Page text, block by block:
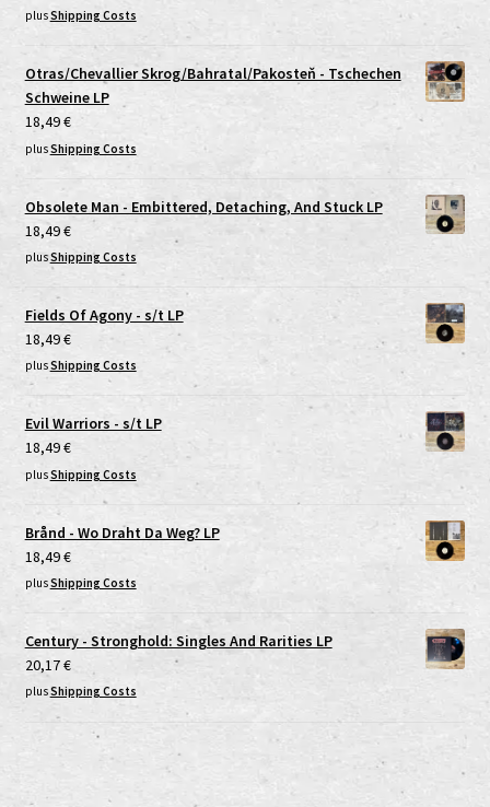
plusShipping Costs
Otras/Chevallier Skrog/Bahratal/Pakosteň - Tschechen
Schweine LP
18,49€
plusShipping Costs
Obsolete Man - Embittered, Detaching, And Stuck LP
18,49€
plusShipping Costs
Fields Of Agony - s/t LP
18,49€
plusShipping Costs
Evil Warriors - s/t LP
18,49€
plusShipping Costs
Brånd - Wo Draht Da Weg? LP
18,49€
plusShipping Costs
Century - Stronghold: Singles And Rarities LP
20,17€
plusShipping Costs